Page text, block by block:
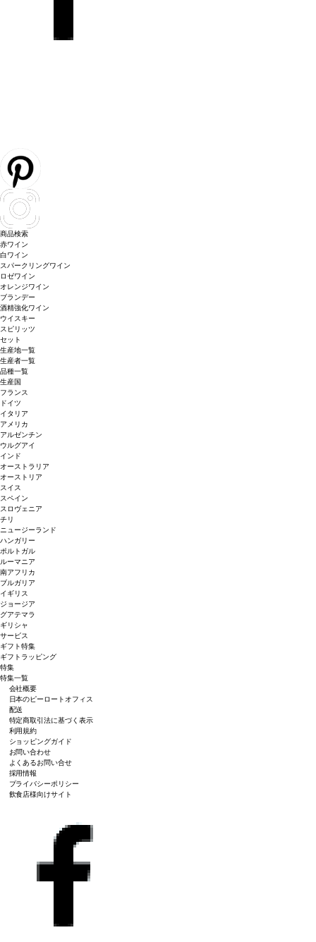
商品検索
赤ワイン
白ワイン
スパークリングワイン
ロゼワイン
オレンジワイン
ブランデー
酒精強化ワイン
ウイスキー
スピリッツ
セット
生産地一覧
生産者一覧
品種一覧
生産国
フランス
ドイツ
イタリア
アメリカ
アルゼンチン
ウルグアイ
インド
オーストラリア
オーストリア
スイス
スペイン
スロヴェニア
チリ
ニュージーランド
ハンガリー
ポルトガル
ルーマニア
南アフリカ
ブルガリア
イギリス
ジョージア
グアテマラ
ギリシャ
サービス
ギフト特集
ギフトラッピング
特集
特集一覧
会社概要
日本のピーロートオフィス
配送
特定商取引法に基づく表示
利用規約
ショッピングガイド
お問い合わせ
よくあるお問い合せ
採用情報
プライバシーポリシー
飲食店様向けサイト